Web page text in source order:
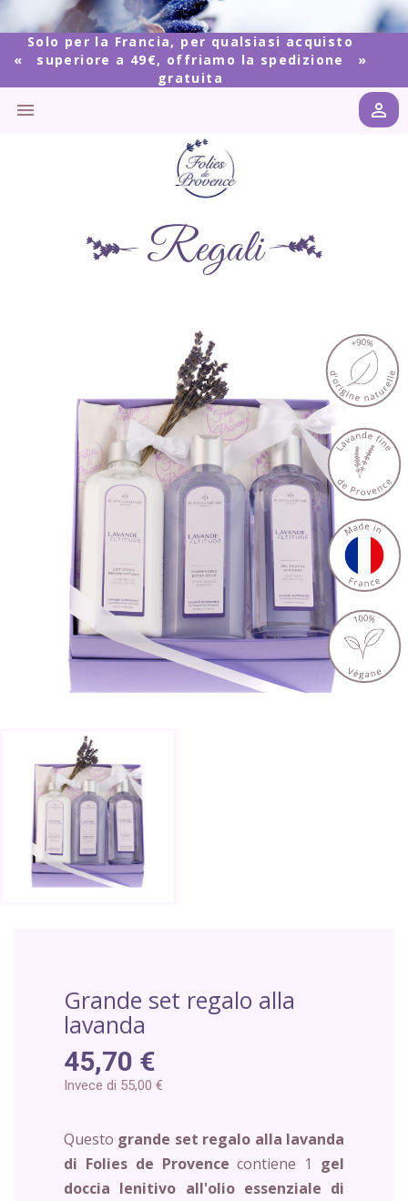
Solo per la Francia, per qualsiasi acquisto
superiore a 49€, offriamo la spedizione
gratuita
 
Regali
Grande set regalo alla
lavanda
45,70 €
Invece di 55,00 €
Questo grande set regalo alla lavanda
di Folies de Provence contiene 1 gel
doccia lenitivo all'olio essenziale di